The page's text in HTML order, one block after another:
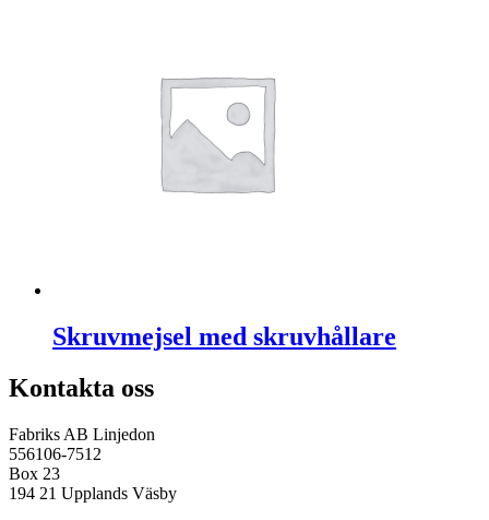
Skruvmejsel med skruvhållare
Kontakta oss
Fabriks AB Linjedon
556106-7512
Box 23
194 21 Upplands Väsby